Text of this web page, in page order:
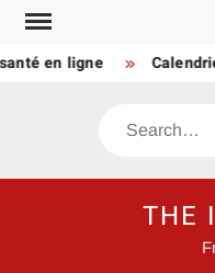
Skip
content
en ligne Calendrier
Search
THE